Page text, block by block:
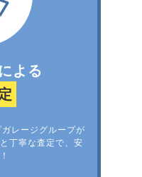
よる
レージグループが
丁寧な査定で、安